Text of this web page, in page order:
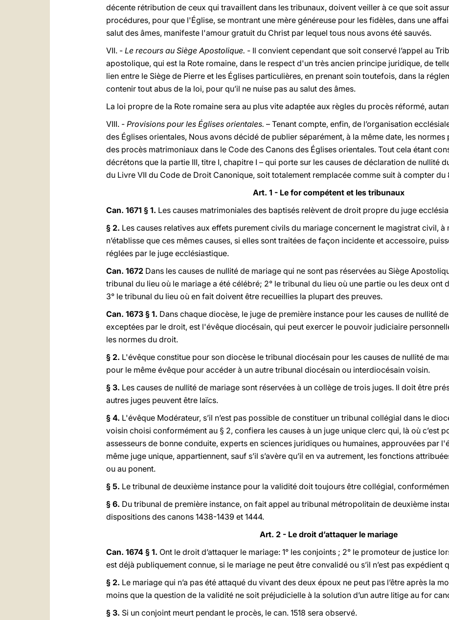
décente rétribution de ceux qui travaillent dans les tribunaux, doivent veiller à ce que soit
procédures, pour que l'Église, se montrant une mère généreuse pour les fidèles, dans une
salut des âmes, manifeste l'amour gratuit du Christ par lequel tous nous avons été sauvés.
VII. - Le recours au Siège Apostolique. - Il convient cependant que soit conservé l’appel au
apostolique, qui est la Rote romaine, dans le respect d'un très ancien principe juridique, de
lien entre le Siège de Pierre et les Églises particulières, en prenant soin toutefois, dans la
contenir tout abus de la loi, pour qu’il ne nuise pas au salut des âmes.
La loi propre de la Rote romaine sera au plus vite adaptée aux règles du procès réformé,
VIII. - Provisions pour les Églises orientales. – Tenant compte, enfin, de l’organisation
des Églises orientales, Nous avons décidé de publier séparément, à la même date, les
des procès matrimoniaux dans le Code des Canons des Églises orientales. Tout cela étant
décrétons que la partie III, titre I, chapitre I – qui porte sur les causes de déclaration de nullité
du Livre VII du Code de Droit Canonique, soit totalement remplacée comme suit à compter du
Art. 1 - Le for compétent et les tribunaux
Can. 1671 § 1. Les causes matrimoniales des baptisés relèvent de droit propre du juge
§ 2. Les causes relatives aux effets purement civils du mariage concernent le magistrat civil,
n’établisse que ces mêmes causes, si elles sont traitées de façon incidente et accessoire,
réglées par le juge ecclésiastique.
Can. 1672 Dans les causes de nullité de mariage qui ne sont pas réservées au Siège
tribunal du lieu où le mariage a été célébré; 2° le tribunal du lieu où une partie ou les deux ont
3° le tribunal du lieu où en fait doivent être recueillies la plupart des preuves.
Can. 1673 § 1. Dans chaque diocèse, le juge de première instance pour les causes de nullité
exceptées par le droit, est l'évêque diocésain, qui peut exercer le pouvoir judiciaire
les normes du droit.
§ 2. L'évêque constitue pour son diocèse le tribunal diocésain pour les causes de nullité de
pour le même évêque pour accéder à un autre tribunal diocésain ou interdiocésain voisin.
§ 3. Les causes de nullité de mariage sont réservées à un collège de trois juges. Il doit être
autres juges peuvent être laïcs.
§ 4. L'évêque Modérateur, s’il n’est pas possible de constituer un tribunal collégial dans le
voisin choisi conformément au § 2, confiera les causes à un juge unique clerc qui, là où c’est
assesseurs de bonne conduite, experts en sciences juridiques ou humaines, approuvées par
même juge unique, appartiennent, sauf s’il s’avère qu’il en va autrement, les fonctions
ou au ponent.
§ 5. Le tribunal de deuxième instance pour la validité doit toujours être collégial,
§ 6. Du tribunal de première instance, on fait appel au tribunal métropolitain de deuxième
dispositions des canons 1438-1439 et 1444.
Art. 2 - Le droit d’attaquer le mariage
Can. 1674 § 1. Ont le droit d’attaquer le mariage: 1° les conjoints ; 2° le promoteur de justice
est déjà publiquement connue, si le mariage ne peut être convalidé ou s’il n’est pas expédient
§ 2. Le mariage qui n’a pas été attaqué du vivant des deux époux ne peut pas l’être après la
moins que la question de la validité ne soit préjudicielle à la solution d’un autre litige au for
§ 3. Si un conjoint meurt pendant le procès, le can. 1518 sera observé.